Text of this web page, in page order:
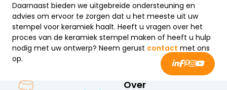
Daarnaast bieden we uitgebreide ondersteuning en
advies om ervoor te zorgen dat u het meeste uit uw
stempel voor keramiek haalt. Heeft u vragen over het
proces van de keramiek stempel maken of heeft u hulp
nodig met uw ontwerp? Neem gerust contact met ons
op.
Over